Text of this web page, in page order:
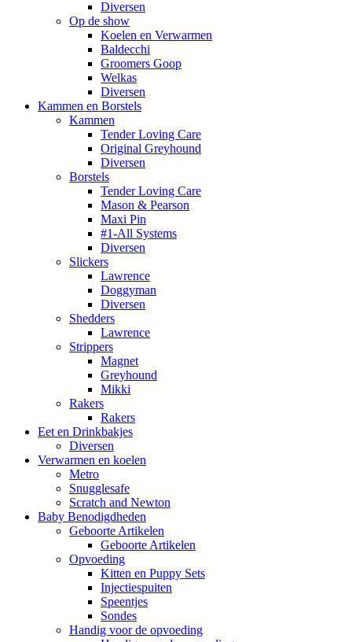
Diversen
Op de show
Koelen en Verwarmen
Baldecchi
Groomers Goop
Welkas
Diversen
Kammen en Borstels
Kammen
Tender Loving Care
Original Greyhound
Diversen
Borstels
Tender Loving Care
Mason & Pearson
Maxi Pin
#1-All Systems
Diversen
Slickers
Lawrence
Doggyman
Diversen
Shedders
Lawrence
Strippers
Magnet
Greyhound
Mikki
Rakers
Rakers
Eet en Drinkbakjes
Diversen
Verwarmen en koelen
Metro
Snugglesafe
Scratch and Newton
Baby Benodigdheden
Geboorte Artikelen
Geboorte Artikelen
Opvoeding
Kitten en Puppy Sets
Injectiespuiten
Speentjes
Sondes
Handig voor de opvoeding